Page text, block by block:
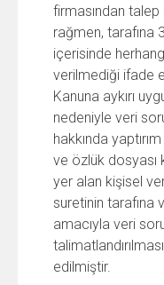
firmasından
rağmen, tarafına
içerisinde
verilmediği ifade
Kanuna aykırı
nedeniyle veri
hakkında
ve özlük dosyası
yer alan kişisel
suretinin tarafına
amacıyla veri
edilmiştir.